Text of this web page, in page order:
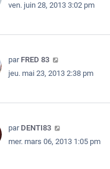
ven. juin 28, 2013 3:02 pm
par FRED 83
jeu. mai 23, 2013 2:38 pm
par DENTI83
mer. mars 06, 2013 1:05 pm